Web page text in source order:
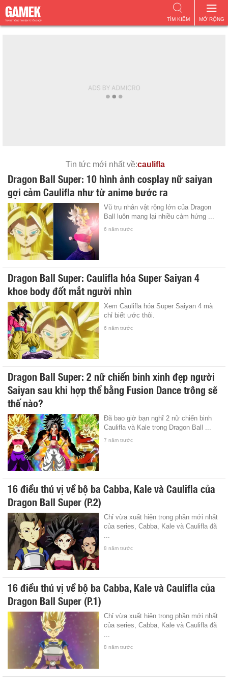
MỞ RỘNG
TÌM KIẾM
Tin tức mới nhất về:caulifla
Dragon Ball Super: 10 hình ảnh cosplay nữ saiyan
gợi cảm Caulifla như từ anime bước ra
Vũ trụ nhân vật rộng lớn của Dragon
Ball luôn mang lại nhiều cảm hứng ...
6 năm trước
Dragon Ball Super: Caulifla hóa Super Saiyan 4
khoe body đốt mắt người nhìn
Xem Caulifla hóa Super Saiyan 4 mà
chỉ biết ước thôi.
6 năm trước
Dragon Ball Super: 2 nữ chiến binh xinh đẹp người
Saiyan sau khi hợp thể bằng Fusion Dance trông sẽ
thế nào?
Đã bao giờ bạn nghĩ 2 nữ chiến binh
Caulifla và Kale trong Dragon Ball ...
7 năm trước
16 điều thú vị về bộ ba Cabba, Kale và Caulifla của
Dragon Ball Super (P.2)
Chỉ vừa xuất hiện trong phần mới nhất
của series, Cabba, Kale và Caulifla đã
8 năm trước
16 điều thú vị về bộ ba Cabba, Kale và Caulifla của
Dragon Ball Super (P.1)
Chỉ vừa xuất hiện trong phần mới nhất
của series, Cabba, Kale và Caulifla đã
8 năm trước